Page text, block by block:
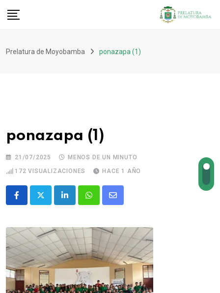
Prelatura de Moyobamba ponazapa (1)
ponazapa (1)
21/07/2025
MENOS DE UN MINUTO
172 VISUALIZACIONES HACE 1 AÑO